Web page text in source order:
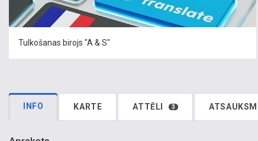
Tulkošanas birojs "A & S"
INFO KARTE ATTĒLI 3